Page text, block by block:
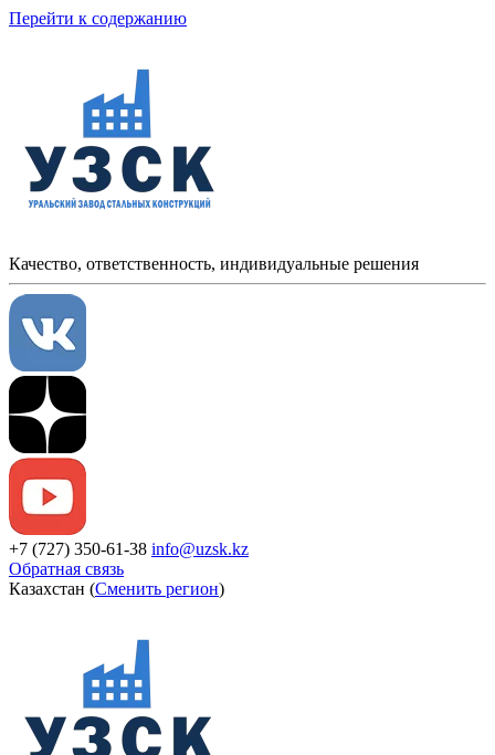
Перейти к содержанию
Качество, ответственность, индивидуальные решения
+7 (727) 350-61-38 info@uzsk.kz
Обратная связь
Казахстан (Сменить регион)